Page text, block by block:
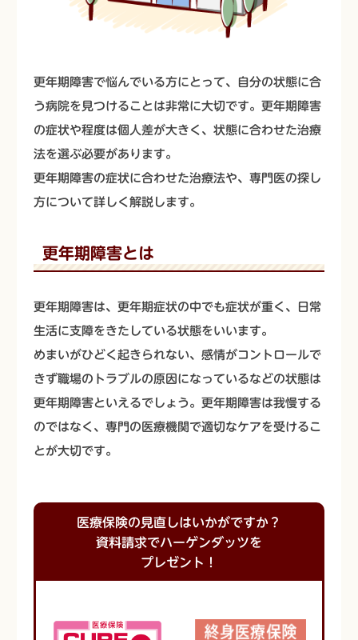
更年期障害で悩んでいる方にとって、自分の状態に合
う病院を見つけることは非常に大切です。更年期障害
の症状や程度は個人差が大きく、状態に合わせた治療
法を選ぶ必要があります。
更年期障害の症状に合わせた治療法や、専門医の探し
方について詳しく解説します。
更年期障害とは
更年期障害は、更年期症状の中でも症状が重く、日常
生活に支障をきたしている状態をいいます。
めまいがひどく起きられない、感情がコントロールで
きず職場のトラブルの原因になっているなどの状態は
更年期障害といえるでしょう。更年期障害は我慢する
のではなく、専門の医療機関で適切なケアを受けるこ
とが大切です。
医療保険の見直しはいかがですか？
資料請求でハーゲンダッツを
プレゼント！